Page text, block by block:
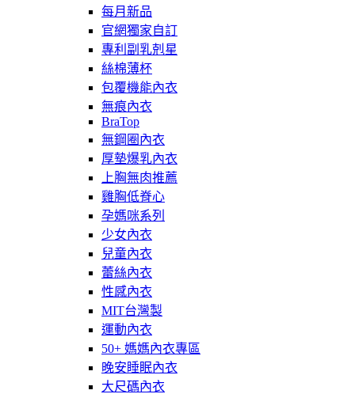
每月新品
官網獨家自訂
專利副乳剋星
絲棉薄杯
包覆機能內衣
無痕內衣
BraTop
無鋼圈內衣
厚墊爆乳內衣
上胸無肉推薦
雞胸低脊心
孕媽咪系列
少女內衣
兒童內衣
蕾絲內衣
性感內衣
MIT台灣製
運動內衣
50+ 媽媽內衣專區
晚安睡眠內衣
大尺碼內衣